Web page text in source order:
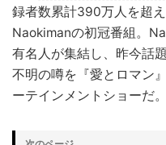
録者数累計390万人を超
Naokimanの初冠番組。
有名人が集結し、昨今話
不明の噂を『愛とロマン
ーテインメントショーだ。